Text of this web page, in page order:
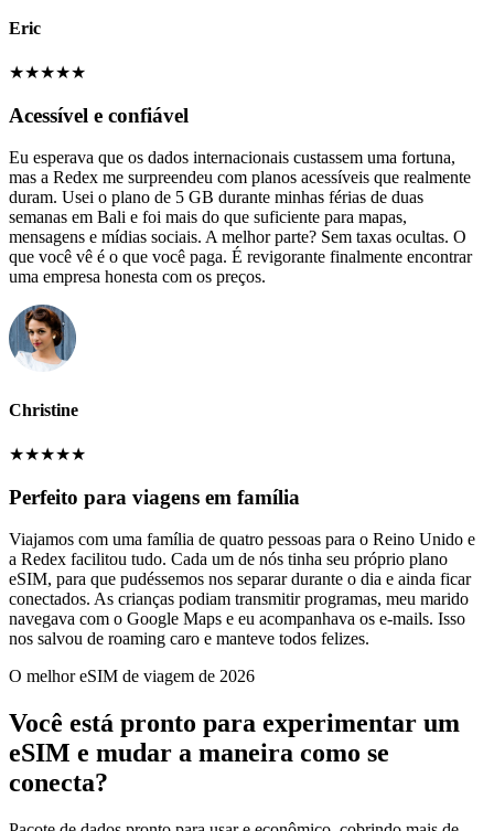
Eric
★★★★★
Acessível e confiável
Eu esperava que os dados internacionais custassem uma fortuna,
mas a Redex me surpreendeu com planos acessíveis que realmente
duram. Usei o plano de 5 GB durante minhas férias de duas
semanas em Bali e foi mais do que suficiente para mapas,
mensagens e mídias sociais. A melhor parte? Sem taxas ocultas. O
que você vê é o que você paga. É revigorante finalmente encontrar
uma empresa honesta com os preços.
Christine
★★★★★
Perfeito para viagens em família
Viajamos com uma família de quatro pessoas para o Reino Unido e
a Redex facilitou tudo. Cada um de nós tinha seu próprio plano
eSIM, para que pudéssemos nos separar durante o dia e ainda ficar
conectados. As crianças podiam transmitir programas, meu marido
navegava com o Google Maps e eu acompanhava os e-mails. Isso
nos salvou de roaming caro e manteve todos felizes.
O melhor eSIM de viagem de 2026
Você está pronto para experimentar um
eSIM e mudar a maneira como se
conecta?